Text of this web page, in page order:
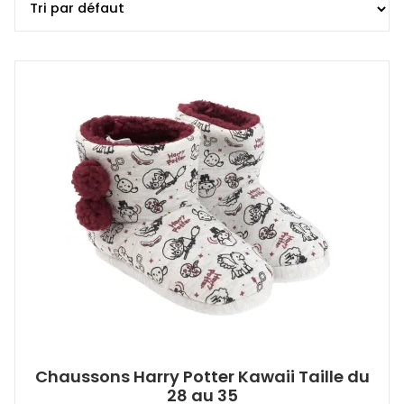
Chaussons Harry Potter Kawaii Taille du
28 au 35